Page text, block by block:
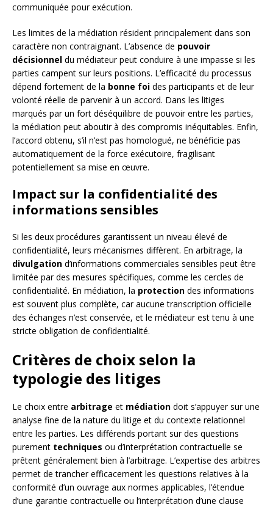
communiquée pour exécution.
Les limites de la médiation résident principalement dans son
caractère non contraignant. L’absence de pouvoir
décisionnel du médiateur peut conduire à une impasse si les
parties campent sur leurs positions. L’efficacité du processus
dépend fortement de la bonne foi des participants et de leur
volonté réelle de parvenir à un accord. Dans les litiges
marqués par un fort déséquilibre de pouvoir entre les parties,
la médiation peut aboutir à des compromis inéquitables. Enfin,
l’accord obtenu, s’il n’est pas homologué, ne bénéficie pas
automatiquement de la force exécutoire, fragilisant
potentiellement sa mise en œuvre.
Impact sur la confidentialité des
informations sensibles
Si les deux procédures garantissent un niveau élevé de
confidentialité, leurs mécanismes diffèrent. En arbitrage, la
divulgation d’informations commerciales sensibles peut être
limitée par des mesures spécifiques, comme les cercles de
confidentialité. En médiation, la protection des informations
est souvent plus complète, car aucune transcription officielle
des échanges n’est conservée, et le médiateur est tenu à une
stricte obligation de confidentialité.
Critères de choix selon la
typologie des litiges
Le choix entre arbitrage et médiation doit s’appuyer sur une
analyse fine de la nature du litige et du contexte relationnel
entre les parties. Les différends portant sur des questions
purement techniques ou d’interprétation contractuelle se
prêtent généralement bien à l’arbitrage. L’expertise des arbitres
permet de trancher efficacement les questions relatives à la
conformité d’un ouvrage aux normes applicables, l’étendue
d’une garantie contractuelle ou l’interprétation d’une clause